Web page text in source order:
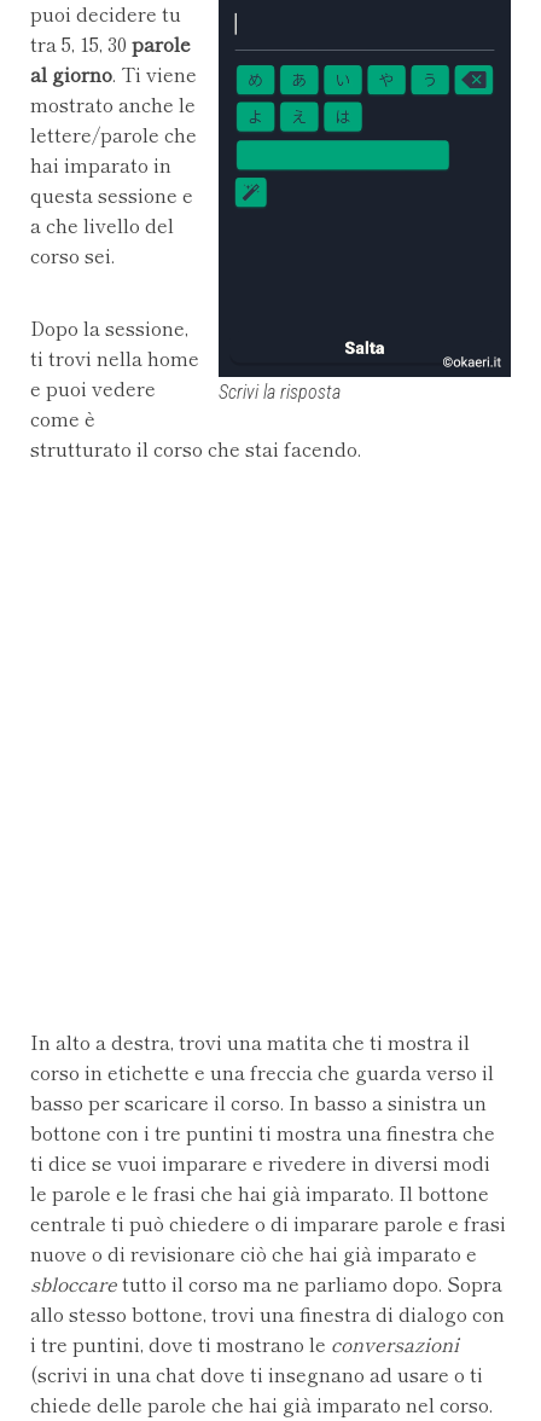
Scrivi la risposta
puoi decidere tu
tra 5, 15, 30 parole
al giorno. Ti viene
mostrato anche le
lettere/parole che
hai imparato in
questa sessione e
a che livello del
corso sei.
Dopo la sessione,
ti trovi nella home
e puoi vedere
come è
strutturato il corso che stai facendo.
In alto a destra, trovi una matita che ti mostra il
corso in etichette e una freccia che guarda verso il
basso per scaricare il corso. In basso a sinistra un
bottone con i tre puntini ti mostra una finestra che
ti dice se vuoi imparare e rivedere in diversi modi
le parole e le frasi che hai già imparato. Il bottone
centrale ti può chiedere o di imparare parole e frasi
nuove o di revisionare ciò che hai già imparato e
sbloccaretutto il corso ma ne parliamo dopo. Sopra
allo stesso bottone, trovi una finestra di dialogo con
i tre puntini, dove ti mostrano le conversazioni
(scrivi in una chat dove ti insegnano ad usare o ti
chiede delle parole che hai già imparato nel corso.